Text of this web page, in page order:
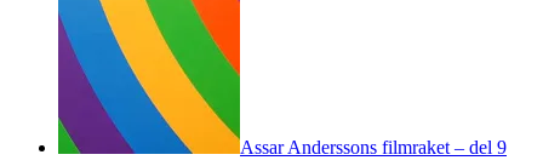
Assar Anderssons filmraket – del 9